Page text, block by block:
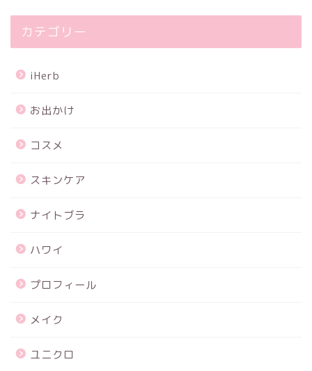
カテゴリー
iHerb
お出かけ
コスメ
スキンケア
ナイトブラ
ハワイ
プロフィール
メイク
ユニクロ